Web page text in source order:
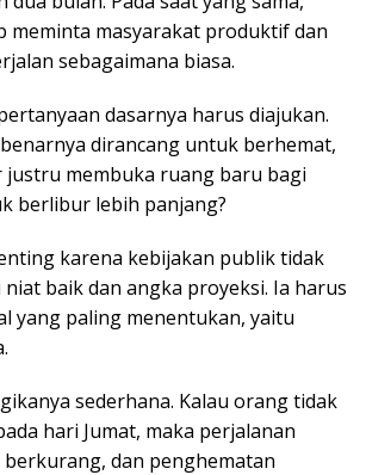
meminta masyarakat produktif dan
sebagaimana biasa.
dasarnya harus diajukan.
dirancang untuk berhemat,
justru membuka ruang baru bagi
berlibur lebih panjang?
karena kebijakan publik tidak
baik dan angka proyeksi. Ia harus
yang paling menentukan, yaitu
sederhana. Kalau orang tidak
hari Jumat, maka perjalanan
dan penghematan